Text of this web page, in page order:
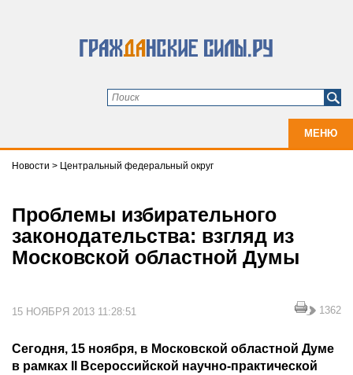
МЕНЮ
Новости > Центральный федеральный округ
Проблемы избирательного
законодательства: взгляд из
Московской областной Думы
15 НОЯБРЯ 2013 11:28:51 1362
Сегодня, 15 ноября, в Московской областной Думе
в рамках II Всероссийской научно-практической